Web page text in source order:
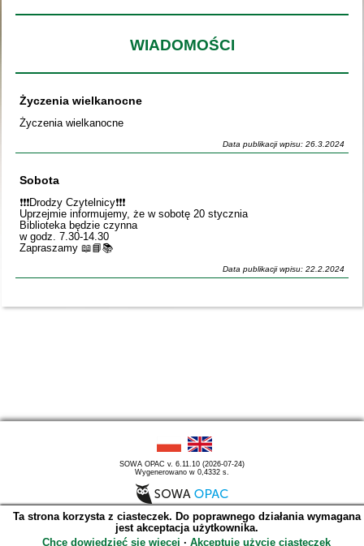
WIADOMOŚCI
Życzenia wielkanocne
Życzenia wielkanocne
Data publikacji wpisu: 26.3.2024
Sobota
❗️❗️❗️Drodzy Czytelnicy❗️❗️❗️
Uprzejmie informujemy, że w sobotę 20 stycznia
Biblioteka będzie czynna
w godz. 7.30-14.30
Zapraszamy 📖📘📚
Data publikacji wpisu: 22.2.2024
SOWA OPAC v. 6.11.10 (2026-07-24)
Wygenerowano w 0,4332 s.
Ta strona korzysta z ciasteczek. Do poprawnego działania wymagana
jest akceptacja użytkownika.
Chcę dowiedzieć się więcej ∙ Akceptuję użycie ciasteczek